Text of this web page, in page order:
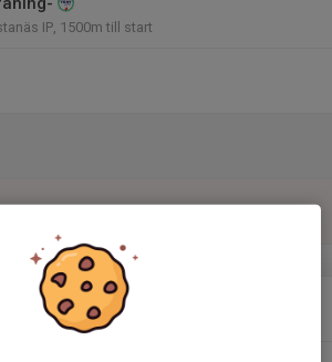
IP, 1500m till start
v.16